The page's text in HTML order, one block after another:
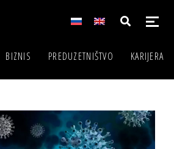
BIZNIS PREDUZETNIŠTVO KARIJERA